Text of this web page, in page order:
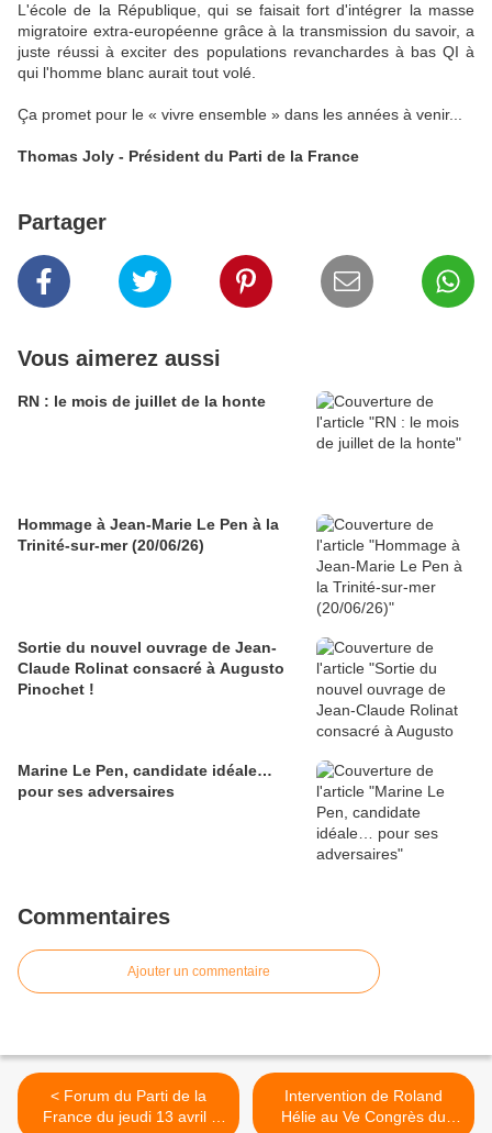
L'école de la République, qui se faisait fort d'intégrer la masse
migratoire extra-européenne grâce à la transmission du savoir, a
juste réussi à exciter des populations revanchardes à bas QI à
qui l'homme blanc aurait tout volé.
Ça promet pour le « vivre ensemble » dans les années à venir...
Thomas Joly - Président du Parti de la France
Partager
Vous aimerez aussi
RN : le mois de juillet de la honte
Hommage à Jean-Marie Le Pen à la
Trinité-sur-mer (20/06/26)
Sortie du nouvel ouvrage de Jean-
Claude Rolinat consacré à Augusto
Pinochet !
Marine Le Pen, candidate idéale…
pour ses adversaires
Commentaires
Ajouter un commentaire
< Forum du Parti de la
France du jeudi 13 avril :
Intervention de Roland
Hélie au Ve Congrès du